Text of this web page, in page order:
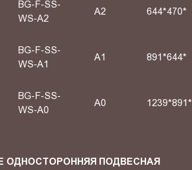
BG-F-SS-
WS-A2
A2 644*470*
BG-F-SS-
WS-A1
А1 891*644*
BG-F-SS-
WS-A0
А0 1239*891*
ОДНОСТОРОННЯЯ ПОДВЕСНАЯ